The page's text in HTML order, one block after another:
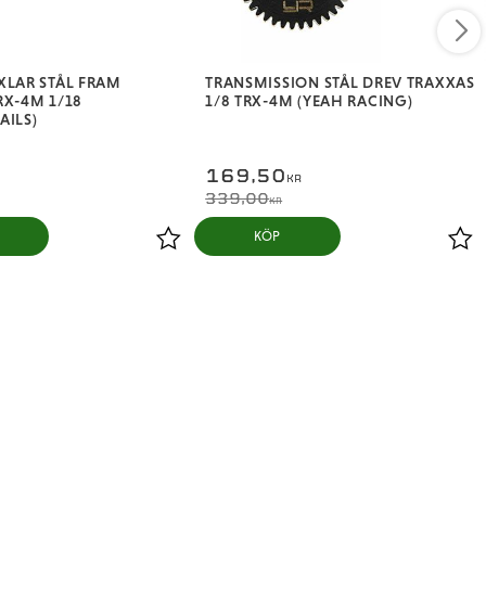
STÅL FRAM
4M 1/18
TRANSMISSION STÅL DREV TRAXXAS
1/8 TRX-4M (YEAH RACING)
169,50 KR
339,00KR
KÖP